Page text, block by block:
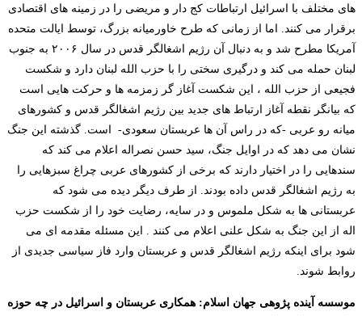
های مختلف با اسرائیل ارتباطات کج دار و مریضی را در زمینه های اقتصادی
برقرار می کنند. اما از زمانی که طرح خاورمیانه بزرگ، توسط ایالت متحده
آمریکا مطرح شد و به دنبال آن رژیم اشغالگر قدس در سال ۲۰۰۶ به جنوب
لبنان حمله می کند و درگیری سختی را با حزب الله لبنان دارد و شکست
فجیعی از حزب الله ، این شکست آغاز گر زمزمه ها و حرکت هایی است
که بیانگر نقطه آغاز ارتباط های جدید بین رژیم اشغالگر قدس و کشورهای
میانه رو عربی -که در راس آن ها عربستان سعودی- است. گذشته این جنگ
نشان می دهد که در اوایل جنگ، سید حسن نصراله اعلام می کند که
سندهایی را در اختیار دارند که برخی از کشورهای عربی چراغ سبزهایی را
به رژیم اشغالگر قدس داده بودند. از طرف دیگر دیده می شود که
عربستانی ها به شکل ملموس و در سایه، رضایت خود را از شکست حزب
اله از این جنگ به شکل علنی اعلام می کنند . این مسئله مقدمه ای می
شود برای اینکه رژیم اشغالگر قدس و عربستان وارد فاز سیاسی جدیدی از
روابط شوند.
موسسه آینده پژوهی جهان اسلام: همکاری عربستان و اسرائیل در چه حوزه